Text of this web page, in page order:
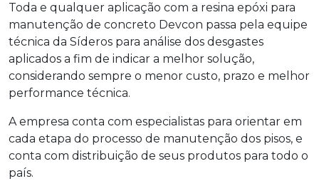
Toda e qualquer aplicação com a resina epóxi para
manutenção de concreto Devcon passa pela equipe
técnica da Síderos para análise dos desgastes
aplicados a fim de indicar a melhor solução,
considerando sempre o menor custo, prazo e melhor
performance técnica.
A empresa conta com especialistas para orientar em
cada etapa do processo de manutenção dos pisos, e
conta com distribuição de seus produtos para todo o
país.